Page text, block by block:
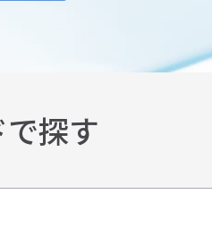
探す